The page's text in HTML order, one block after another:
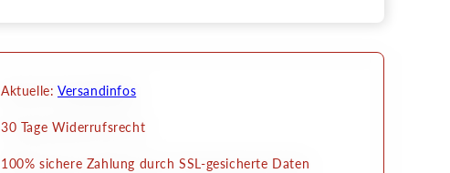
Aktuelle: Versandinfos
30 Tage Widerrufsrecht
100% sichere Zahlung durch SSL-gesicherte Daten